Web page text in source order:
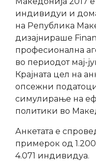
индивидуи и
на Република
дизајнираше
професионална
во периодот мај-
Крајната цел на
опсежни
симулирање на
политики во
Анкетата е
примерок од
4.071 индивидуа.